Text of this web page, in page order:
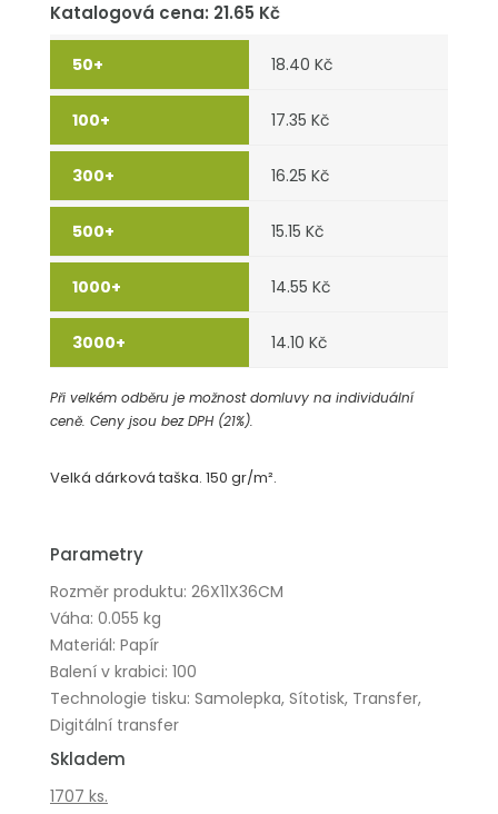
Katalogová cena: 21.65 Kč
18.40 Kč
17.35 Kč
16.25 Kč
15.15 Kč
14.55 Kč
14.10 Kč
Při velkém odběru je možnost domluvy na individuální
ceně. Ceny jsou bez DPH (21%).
Velká dárková taška. 150 gr/m².
Parametry
Rozměr produktu: 26X11X36CM
Váha: 0.055 kg
Materiál: Papír
Balení v krabici: 100
Technologie tisku: Samolepka, Sítotisk, Transfer,
Digitální transfer
Skladem
1707 ks.